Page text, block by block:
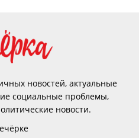
новостей, актуальные
социальные проблемы,
новости.